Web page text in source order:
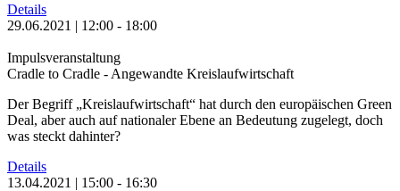
Details
29.06.2021 | 12:00 - 18:00
Impulsveranstaltung
Cradle to Cradle - Angewandte Kreislaufwirtschaft
Der Begriff „Kreislaufwirtschaft“ hat durch den europäischen Green
Deal, aber auch auf nationaler Ebene an Bedeutung zugelegt, doch
was steckt dahinter?
Details
13.04.2021 | 15:00 - 16:30